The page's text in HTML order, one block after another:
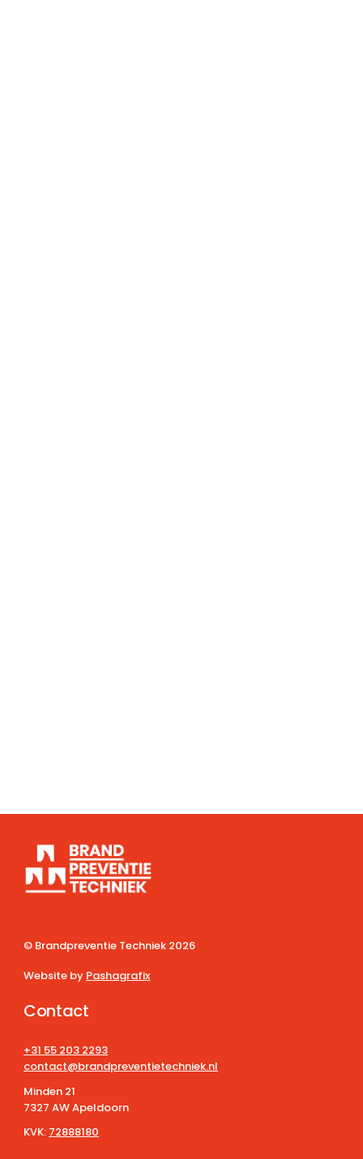
© Brandpreventie Techniek 2026
Website by Pashagrafix
Contact
+31 55 203 2293
contact@brandpreventietechniek.nl
Minden 21
7327 AW Apeldoorn
KVK: 72888180